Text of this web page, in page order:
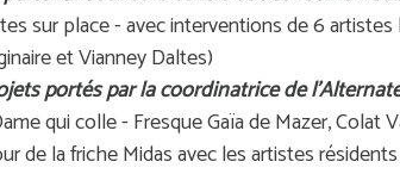
sur place - avec interventions de 6
et Vianney Daltes)
portés par la coordinatrice de
qui colle - Fresque Gaïa de Mazer,
de la friche Midas avec les artistes